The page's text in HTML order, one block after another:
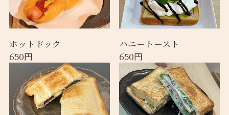
ホットドック
650円
ハニートースト
650円